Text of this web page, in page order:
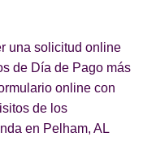
una solicitud online
de Día de Pago más
online con
de los
en Pelham, AL